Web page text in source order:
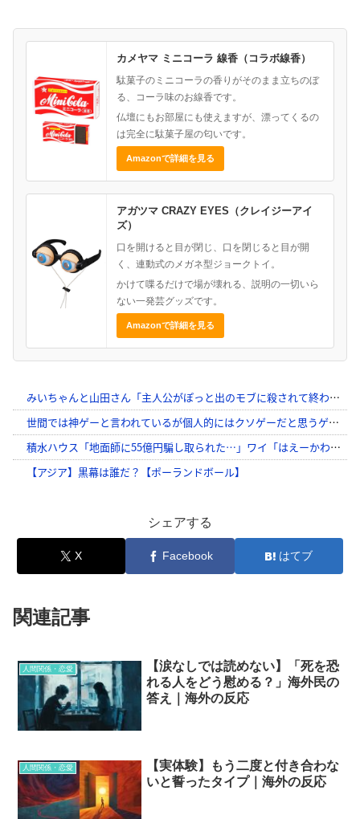
カメヤマ ミニコーラ 線香（コラボ線香）
駄菓子のミニコーラの香りがそのまま立ちのぼ
る、コーラ味のお線香です。
仏壇にもお部屋にも使えますが、漂ってくるの
は完全に駄菓子屋の匂いです。
Amazonで詳細を見る
アガツマ CRAZY EYES（クレイジーアイ
ズ）
口を開けると目が閉じ、口を閉じると目が開
く、連動式のメガネ型ジョークトイ。
かけて喋るだけで場が壊れる、説明の一切いら
ない一発芸グッズです。
Amazonで詳細を見る
シェアする
X Facebook はてブ
関連記事
人間関係・恋愛
【涙なしでは読めない】「死を恐
れる人をどう慰める？」海外民の
答え｜海外の反応
人間関係・恋愛
【実体験】もう二度と付き合わな
いと誓ったタイプ｜海外の反応